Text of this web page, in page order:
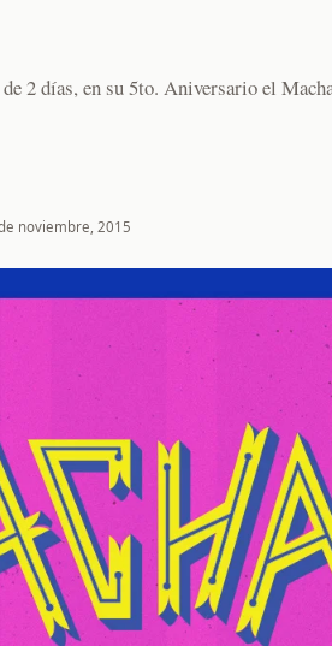
2 días, en su 5to. Aniversario el
noviembre, 2015